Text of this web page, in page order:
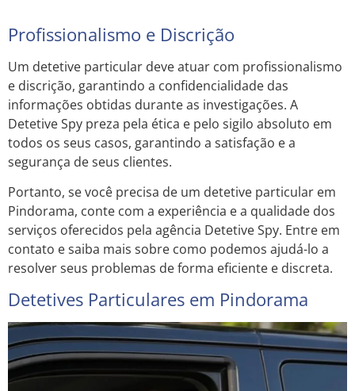
Profissionalismo e Discrição
Um detetive particular deve atuar com profissionalismo
e discrição, garantindo a confidencialidade das
informações obtidas durante as investigações. A
Detetive Spy preza pela ética e pelo sigilo absoluto em
todos os seus casos, garantindo a satisfação e a
segurança de seus clientes.
Portanto, se você precisa de um detetive particular em
Pindorama, conte com a experiência e a qualidade dos
serviços oferecidos pela agência Detetive Spy. Entre em
contato e saiba mais sobre como podemos ajudá-lo a
resolver seus problemas de forma eficiente e discreta.
Detetives Particulares em Pindorama